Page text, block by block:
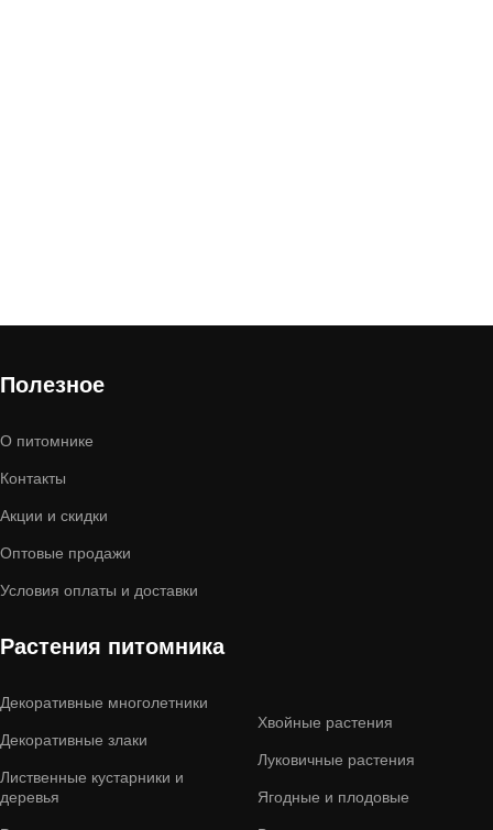
Полезное
О питомнике
Контакты
Акции и скидки
Оптовые продажи
Условия оплаты и доставки
Растения питомника
Декоративные многолетники
Декоративные злаки
Лиственные кустарники и
деревья
Хвойные растения
Луковичные растения
Ягодные и плодовые